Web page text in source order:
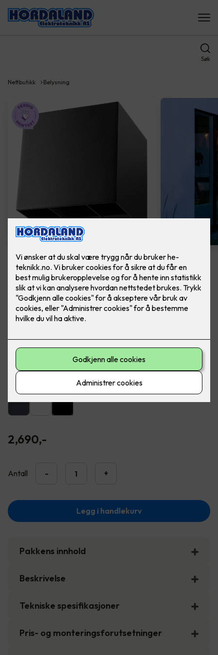
Søk
Nettbutikk Belysning
Artes veggarmatur sort
Lekker utebelysning fra SG Armaturen. Ferdig
montert, utskifting av lampe.
innendørs montering på vegg.
2,690,-
Antall - +
Legg i handlekurv
Pakkens innhold
Beskrivelse
Tekniske spesifikasjoner
Pris- og monteringsforutsetninger